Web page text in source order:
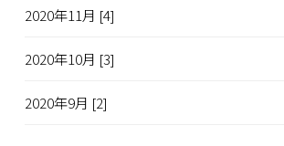
2020年11月 [4]
2020年10月 [3]
2020年9月 [2]